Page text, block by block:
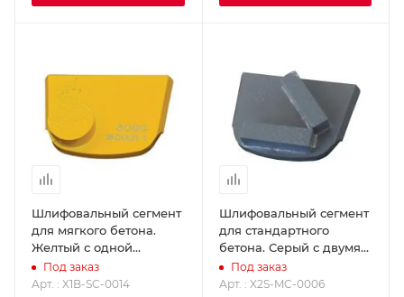
Шлифовальный сегмент
для мягкого бетона.
Желтый с одной
кнопкой - Grit 14
SUPERABRASIVE X1B-SC-
Под заказ
Арт. : X1B-SC-0014
Шлифовальный сегмент
для стандартного
бетона. Серый с двумя
прямоугольниками, Grit
6 SUPERABRASIVE X2S-
Под заказ
Арт. : X2S-MC-0006